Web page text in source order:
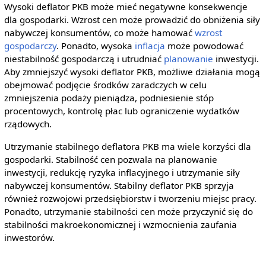
Wysoki deflator PKB może mieć negatywne konsekwencje
dla gospodarki. Wzrost cen może prowadzić do obniżenia siły
nabywczej konsumentów, co może hamować wzrost
gospodarczy. Ponadto, wysoka inflacja może powodować
niestabilność gospodarczą i utrudniać planowanie inwestycji.
Aby zmniejszyć wysoki deflator PKB, możliwe działania mogą
obejmować podjęcie środków zaradczych w celu
zmniejszenia podaży pieniądza, podniesienie stóp
procentowych, kontrolę płac lub ograniczenie wydatków
rządowych.
Utrzymanie stabilnego deflatora PKB ma wiele korzyści dla
gospodarki. Stabilność cen pozwala na planowanie
inwestycji, redukcję ryzyka inflacyjnego i utrzymanie siły
nabywczej konsumentów. Stabilny deflator PKB sprzyja
również rozwojowi przedsiębiorstw i tworzeniu miejsc pracy.
Ponadto, utrzymanie stabilności cen może przyczynić się do
stabilności makroekonomicznej i wzmocnienia zaufania
inwestorów.